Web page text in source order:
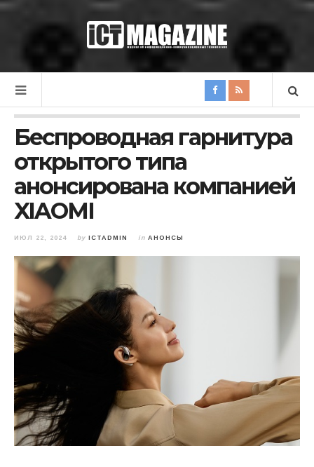
Беспроводная гарнитура
открытого типа
анонсирована компанией
XIAOMI
ИЮЛ 22, 2024 by ICTADMIN in АНОНСЫ